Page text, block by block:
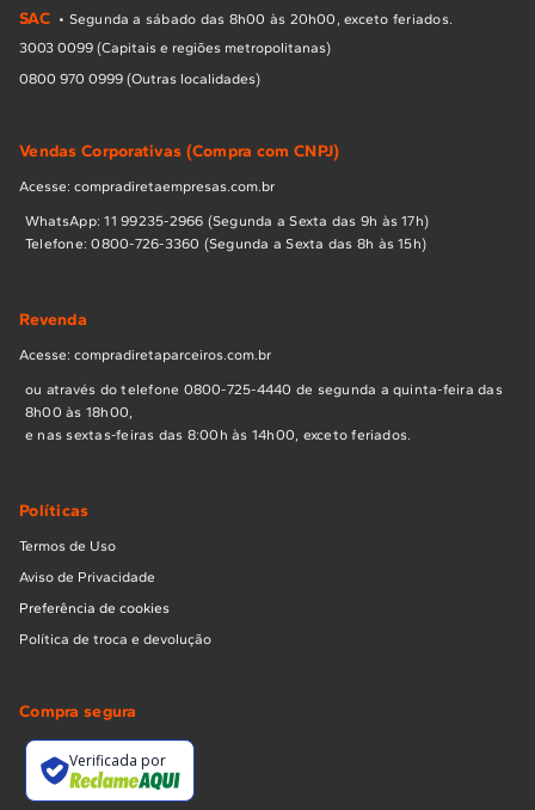
SAC • Segunda a sábado das 8h00 às 20h00, exceto feriados.
3003 0099 (Capitais e regiões metropolitanas)
0800 970 0999 (Outras localidades)
Vendas Corporativas (Compra com CNPJ)
Acesse: compradiretaempresas.com.br
WhatsApp: 11 99235-2966 (Segunda a Sexta das 9h às 17h)
Telefone: 0800-726-3360 (Segunda a Sexta das 8h às 15h)
Revenda
Acesse: compradiretaparceiros.com.br
ou através do telefone 0800-725-4440 de segunda a quinta-feira das
8h00 às 18h00,
e nas sextas-feiras das 8:00h às 14h00, exceto feriados.
Políticas
Termos de Uso
Aviso de Privacidade
Preferência de cookies
Política de troca e devolução
Compra segura
Verificada por